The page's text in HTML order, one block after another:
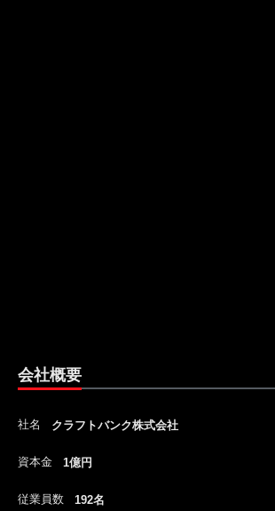
会社概要
社名 クラフトバンク株式会社
資本金 1億円
従業員数 192名